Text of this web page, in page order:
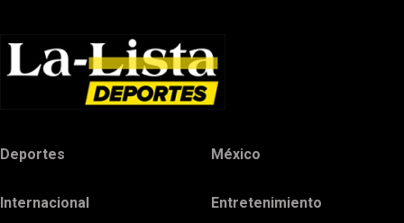
Deportes México
Internacional Entretenimiento